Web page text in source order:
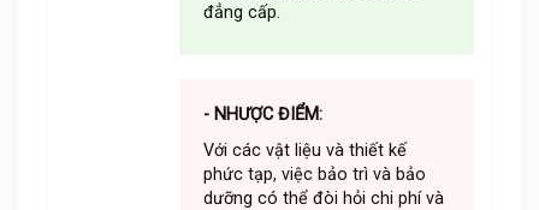
đẳng cấp.
- NHƯỢC ĐIỂM:
Với các vật liệu và thiết kế
phức tạp, việc bảo trì và bảo
dưỡng có thể đòi hỏi chi phí và